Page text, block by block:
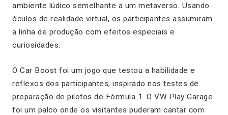
ambiente lúdico semelhante a um metaverso. Usando
óculos de realidade virtual, os participantes assumiram
a linha de produção com efeitos especiais e
curiosidades.
O Car Boost foi um jogo que testou a habilidade e
reflexos dos participantes, inspirado nos testes de
preparação de pilotos de Fórmula 1. O VW Play Garage
foi um palco onde os visitantes puderam cantar com